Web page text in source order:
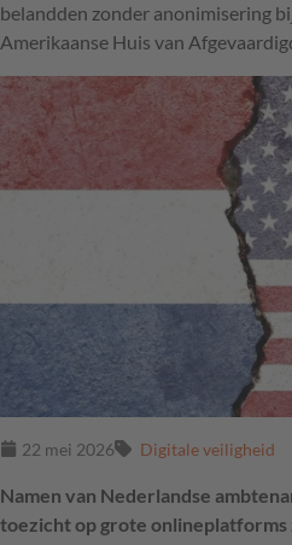
belandden zonder anonimisering
Amerikaanse Huis van
22 mei 2026 Digitale veiligheid
Namen van Nederlandse
toezicht op grote onlineplatforms